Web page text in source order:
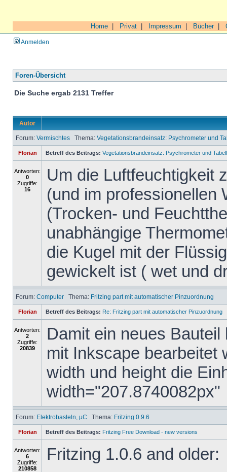
Home Privat Impressum Bücher|
Anmelden
Foren-Übersicht
Die Suche ergab 2131 Treffer
Autor
Forum: Vermischtes Thema: Vegetationsbrandeinsatz: Psychrometer und
Florian Betreff des Beitrags: Vegetationsbrandeinsatz: Psychrometer und
Antworten:
0
Zugriffe:
16
Um die Luftfeuchtigkeit
(und im professionellen
(Trocken- und
unabhängige
die Kugel mit der
gewickelt ist ( wet und
Forum: Computer Thema: Fritzing part mit automatischer Pinzuordnung
Florian Betreff des Beitrags: Re: Fritzing part mit automatischer Pinzuordnung
Antworten:
2
Zugriffe:
20839
Damit ein neues
mit Inkscape bearbeitet
width und height die
width="207.8740082px"
Forum: Elektrobasteln, µC Thema: Fritzing 0.9.6
Florian Betreff des Beitrags: Fritzing Free Download - new versions
Antworten:
6
Zugriffe:
210858
Fritzing 1.0.6 and older: